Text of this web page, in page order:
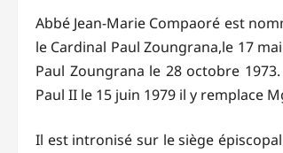
Abbé Jean-Marie Compaoré est
le Cardinal Paul Zoungrana,le 17
Paul Zoungrana le 28 octobre
Paul II le 15 juin 1979 il y remplace
Il est intronisé sur le siège